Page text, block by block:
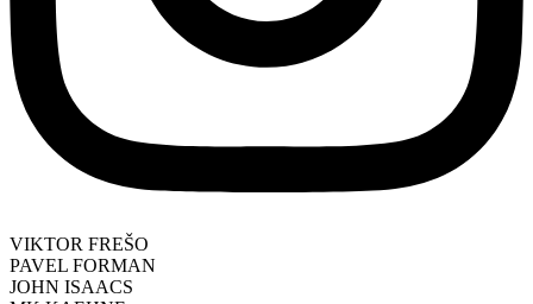
VIKTOR FREŠO
PAVEL FORMAN
JOHN ISAACS